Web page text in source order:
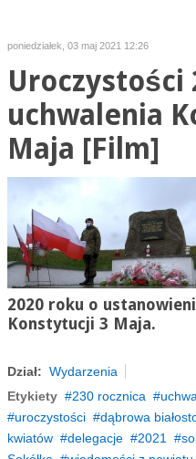
poniedziałek, 03 maj 2021 12:26
Uroczystości
uchwalenia
Maja [Film]
2020 roku o
Konstytucji 3 Maja.
Dział: Wydarzenia
Etykiety
230 rocznica
uroczystości
dąbrowa
kwiatów
delegacje 2021